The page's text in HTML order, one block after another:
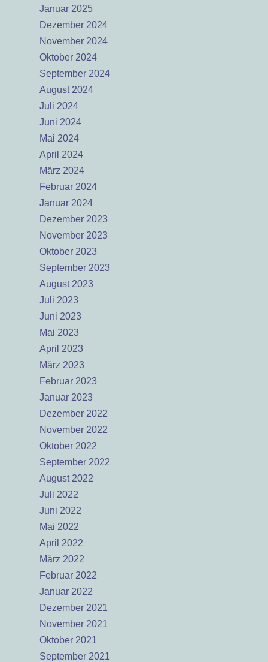
Januar 2025
Dezember 2024
November 2024
Oktober 2024
September 2024
August 2024
Juli 2024
Juni 2024
Mai 2024
April 2024
März 2024
Februar 2024
Januar 2024
Dezember 2023
November 2023
Oktober 2023
September 2023
August 2023
Juli 2023
Juni 2023
Mai 2023
April 2023
März 2023
Februar 2023
Januar 2023
Dezember 2022
November 2022
Oktober 2022
September 2022
August 2022
Juli 2022
Juni 2022
Mai 2022
April 2022
März 2022
Februar 2022
Januar 2022
Dezember 2021
November 2021
Oktober 2021
September 2021